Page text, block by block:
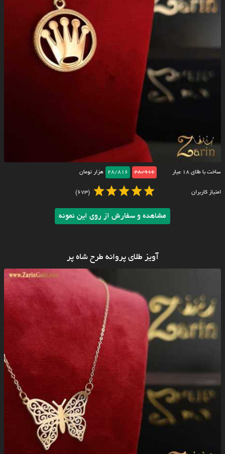
ساخت با طلای ۱۸ عیار 28/916
28/816 هزار تومان
امتیاز کاربران (673)
مشاهده و سفارش از روی این نمونه
آویز طلای پروانه طرح شاه پر